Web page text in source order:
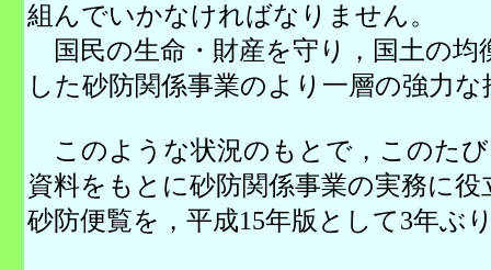
組んでいかなければなりません。
国民の生命・財産を守り，国土の均
した砂防関係事業のより一層の強力
このような状況のもとで，このた
資料をもとに砂防関係事業の実務に
砂防便覧を，平成15年版として3年